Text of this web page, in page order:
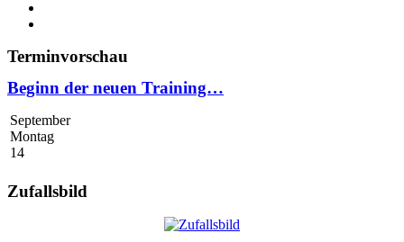
Terminvorschau
Beginn der neuen Training…
September
Montag
14
Zufallsbild